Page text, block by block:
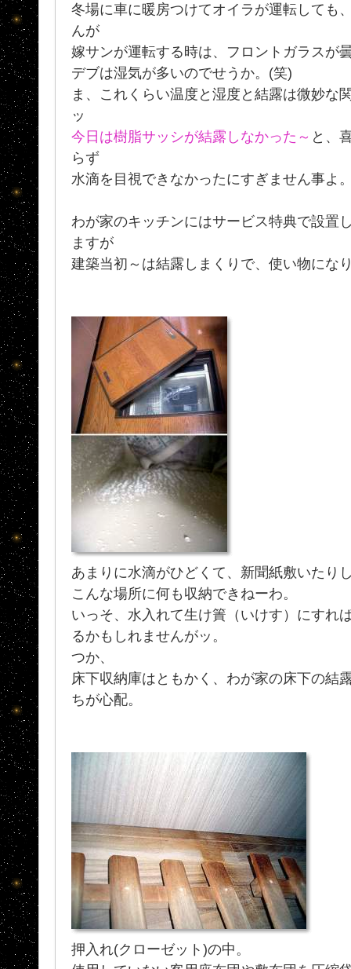
冬場に車に暖房つけてオイラが運転しても
んが
嫁サンが運転する時は、フロントガラスが
デブは湿気が多いのでせうか。(笑)
ま、これくらい温度と湿度と結露は微妙な
ッ
今日は樹脂サッシが結露しなかった～ と、
らず
水滴を目視できなかったにすぎません事よ
わが家のキッチンにはサービス特典で設置
ますが
建築当初～は結露しまくりで、使い物にな
あまりに水滴がひどくて、新聞紙敷いたり
こんな場所に何も収納できねーわ。
いっそ、水入れて生け簀（いけす）にすれ
るかもしれませんがッ。
つか、
床下収納庫はともかく、わが家の床下の
ちが心配。
押入れ(クローゼット)の中。